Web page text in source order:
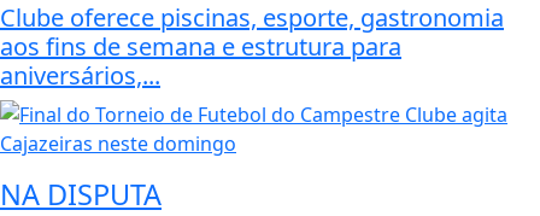
Clube oferece piscinas, esporte, gastronomia
aos fins de semana e estrutura para
aniversários,...
NA DISPUTA